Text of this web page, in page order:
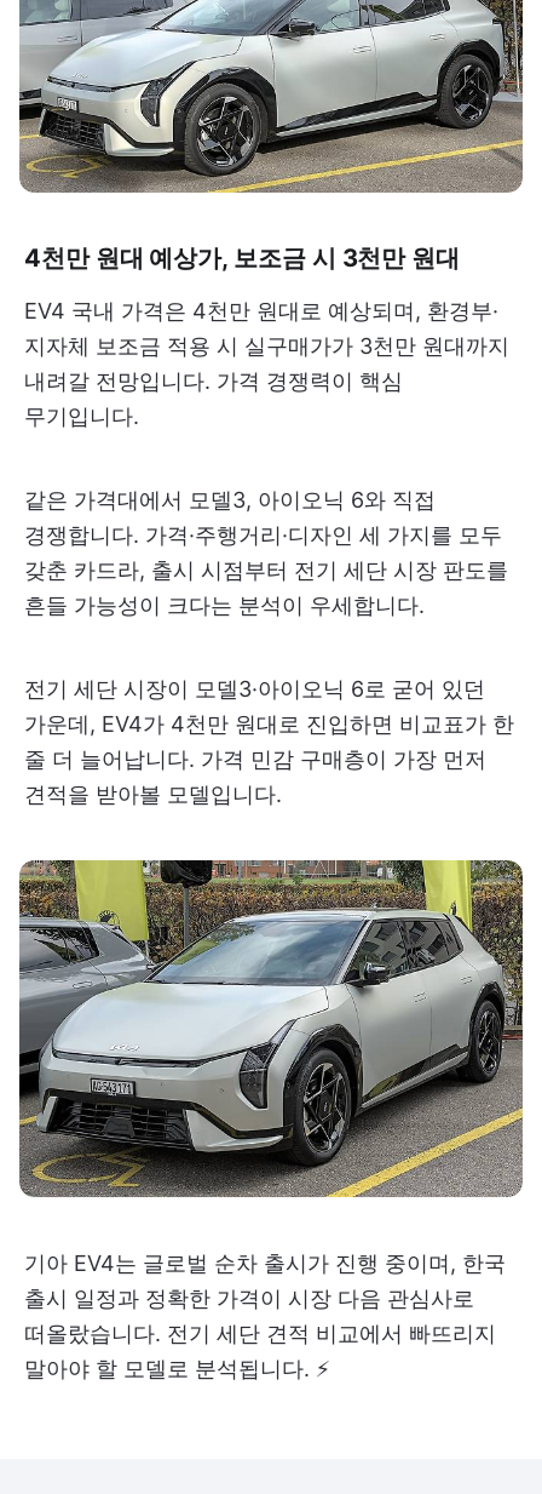
4천만 원대 예상가, 보조금 시 3천만 원대
EV4 국내 가격은 4천만 원대로 예상되며, 환경부·
지자체 보조금 적용 시 실구매가가 3천만 원대까지
내려갈 전망입니다. 가격 경쟁력이 핵심
무기입니다.
같은 가격대에서 모델3, 아이오닉 6와 직접
경쟁합니다. 가격·주행거리·디자인 세 가지를 모두
갖춘 카드라, 출시 시점부터 전기 세단 시장 판도를
흔들 가능성이 크다는 분석이 우세합니다.
전기 세단 시장이 모델3·아이오닉 6로 굳어 있던
가운데, EV4가 4천만 원대로 진입하면 비교표가 한
줄 더 늘어납니다. 가격 민감 구매층이 가장 먼저
견적을 받아볼 모델입니다.
기아 EV4는 글로벌 순차 출시가 진행 중이며, 한국
출시 일정과 정확한 가격이 시장 다음 관심사로
떠올랐습니다. 전기 세단 견적 비교에서 빠뜨리지
말아야 할 모델로 분석됩니다. ⚡